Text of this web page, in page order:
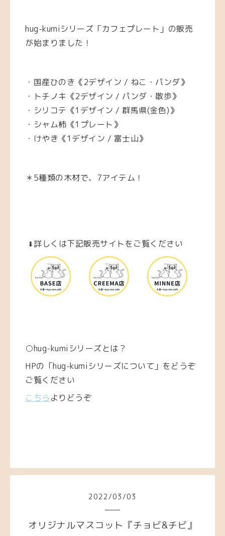
hug-kumiシリーズ「カフェプレート」の販売
が始まりました！
・国産ひのき《2デザイン / ねこ・パンダ》
・トチノキ《2デザイン / パンダ・散歩》
・シリコテ《1デザイン / 群馬県(金色)》
・シャム柿《1プレート》
・けやき《1デザイン / 富士山》
＊5種類の木材で、7アイテム！
⬇︎ 詳しくは下記販売サイトをご覧ください
○hug-kumiシリーズとは？
HPの「hug-kumiシリーズについて」をどうぞ
ご覧ください
こちら よりどうぞ
2022/03/03
オリジナルマスコット『チョビ&チビ』